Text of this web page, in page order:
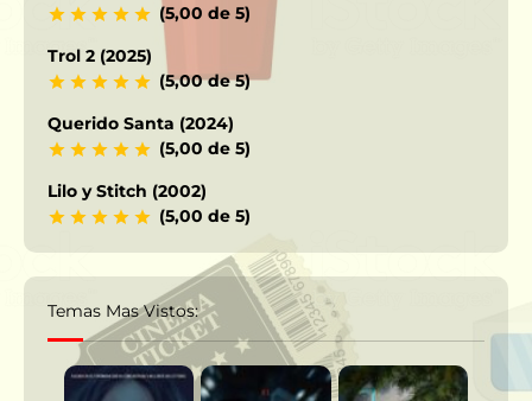
(5,00 de 5)
Trol 2 (2025)
(5,00 de 5)
Querido Santa (2024)
(5,00 de 5)
Lilo y Stitch (2002)
(5,00 de 5)
Temas Mas Vistos: